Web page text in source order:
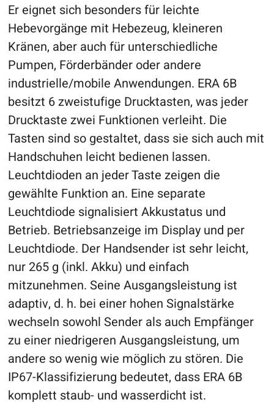
Er eignet sich besonders für leichte
Hebevorgänge mit Hebezeug, kleineren
Kränen, aber auch für unterschiedliche
Pumpen, Förderbänder oder andere
industrielle/mobile Anwendungen. ERA 6B
besitzt 6 zweistufige Drucktasten, was jeder
Drucktaste zwei Funktionen verleiht. Die
Tasten sind so gestaltet, dass sie sich auch mit
Handschuhen leicht bedienen lassen.
Leuchtdioden an jeder Taste zeigen die
gewählte Funktion an. Eine separate
Leuchtdiode signalisiert Akkustatus und
Betrieb. Betriebsanzeige im Display und per
Leuchtdiode. Der Handsender ist sehr leicht,
nur 265 g (inkl. Akku) und einfach
mitzunehmen. Seine Ausgangsleistung ist
adaptiv, d. h. bei einer hohen Signalstärke
wechseln sowohl Sender als auch Empfänger
zu einer niedrigeren Ausgangsleistung, um
andere so wenig wie möglich zu stören. Die
IP67-Klassifizierung bedeutet, dass ERA 6B
komplett staub- und wasserdicht ist.